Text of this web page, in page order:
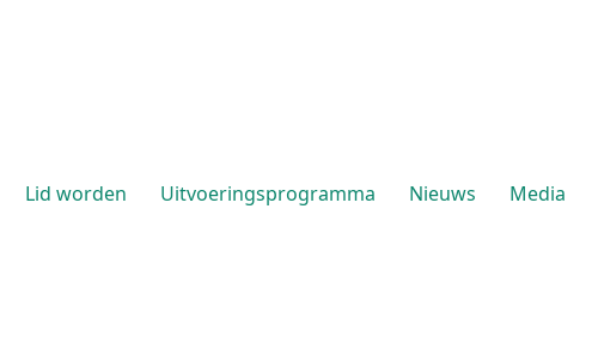
Lid worden Uitvoeringsprogramma Nieuws Media